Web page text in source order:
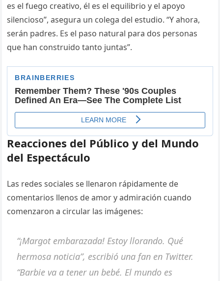
es el fuego creativo, él es el equilibrio y el apoyo
silencioso”, asegura un colega del estudio. “Y ahora,
serán padres. Es el paso natural para dos personas
que han construido tanto juntas”.
Reacciones del Público y del Mundo
del Espectáculo
Las redes sociales se llenaron rápidamente de
comentarios llenos de amor y admiración cuando
comenzaron a circular las imágenes:
“¡Margot embarazada! Estoy llorando. Qué
hermosa noticia”, escribió una fan en Twitter.
“Barbie va a tener un bebé. El mundo es